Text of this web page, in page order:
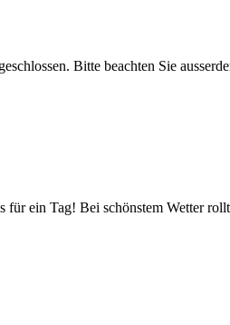
Bitte beachten Sie
ein Tag! Bei schönstem Wetter